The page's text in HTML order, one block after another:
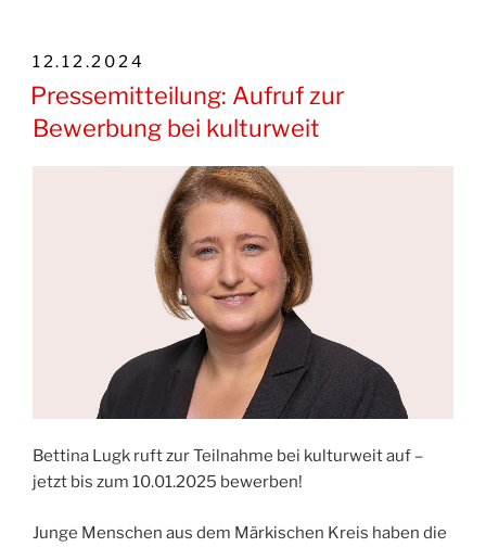
VERÖFFENTLICHT
AM
12.12.2024
Pressemitteilung: Aufruf zur
Bewerbung bei kulturweit
Bettina Lugk ruft zur Teilnahme bei kulturweit auf –
jetzt bis zum 10.01.2025 bewerben!
Junge Menschen aus dem Märkischen Kreis haben die